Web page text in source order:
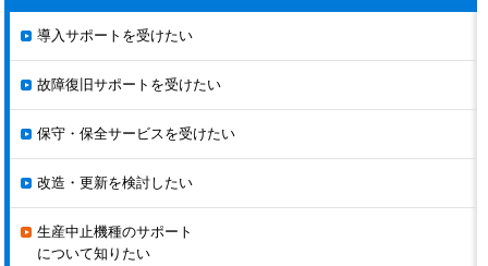
MOTOPOS-D500B-
C0*
MOTOPOS-D500B-
C10
MOTOPOS-D700B - 19.08.30
MOTOPOS-T4000B
導入サポートを受けたい
故障復旧サポートを受けたい
保守・保全サービスを受けたい
改造・更新を検討したい
生産中止機種のサポート
について知りたい